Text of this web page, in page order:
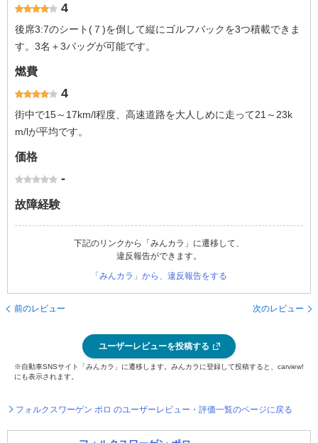
4
後席3:7のシート(７)を倒して縦にゴルフバックを3つ積載できま
す。3名＋3バッグが可能です。
燃費
4
街中で15～17km/l程度、高速道路を大人しめに走って21～23k
m/lが平均です。
価格
-
故障経験
下記のリンクから「みんカラ」に遷移して、
違反報告ができます。
「みんカラ」から、違反報告をする
前のレビュー 次のレビュー
ユーザーレビューを投稿する
※自動車SNSサイト「みんカラ」に遷移します。みんカラに登録して投稿すると、carview!
にも表示されます。
フォルクスワーゲン ポロ のユーザーレビュー・評価一覧のページに戻る